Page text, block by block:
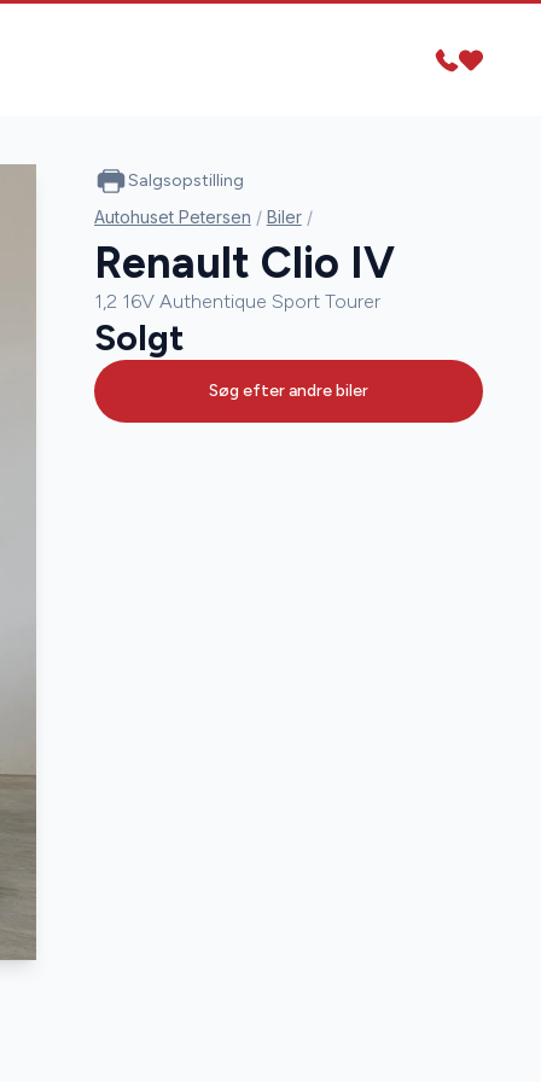
Salgsopstilling
Autohuset Petersen / Biler /
Renault Clio IV
1,2 16V Authentique Sport Tourer
Solgt
Søg efter andre biler